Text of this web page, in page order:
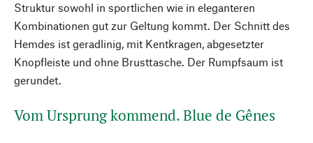
Struktur sowohl in sportlichen wie in eleganteren
Kombinationen gut zur Geltung kommt. Der Schnitt des
Hemdes ist geradlinig, mit Kentkragen, abgesetzter
Knopfleiste und ohne Brusttasche. Der Rumpfsaum ist
gerundet.
Vom Ursprung kommend. Blue de Gênes